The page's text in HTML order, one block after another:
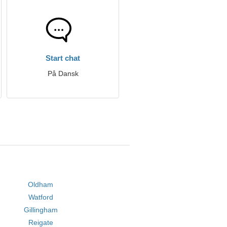
Start chat
På Dansk
Oldham
Watford
Gillingham
Reigate